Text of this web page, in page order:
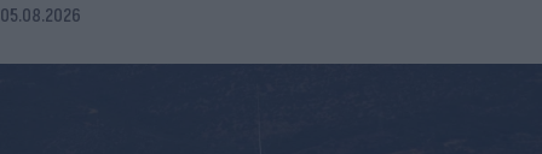
05.08.2026